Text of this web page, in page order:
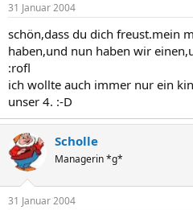
31 Januar 2004
schön,dass du dich freust.mein
haben,und nun haben wir
:rofl
ich wollte auch immer nur ein
unser 4. :-D
Scholle
Managerin *g*
31 Januar 2004